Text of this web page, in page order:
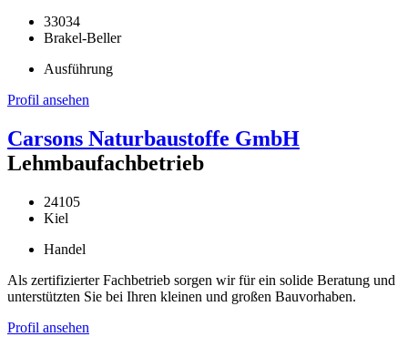
33034
Brakel-Beller
Ausführung
Profil ansehen
Carsons Naturbaustoffe GmbH
Lehmbaufachbetrieb
24105
Kiel
Handel
Als zertifizierter Fachbetrieb sorgen wir für ein solide Beratung und
unterstützten Sie bei Ihren kleinen und großen Bauvorhaben.
Profil ansehen